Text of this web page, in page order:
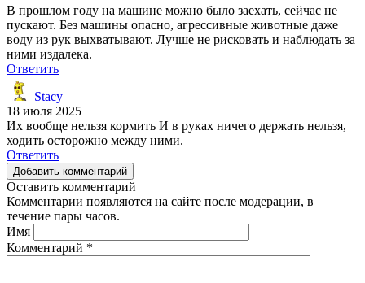
В прошлом году на машине можно было заехать, сейчас не
пускают. Без машины опасно, агрессивные животные даже
воду из рук выхватывают. Лучше не рисковать и наблюдать за
ними издалека.
Ответить
Stacy
18 июля 2025
Их вообще нельзя кормить И в руках ничего держать нельзя,
ходить осторожно между ними.
Ответить
Добавить комментарий
Оставить комментарий
Комментарии появляются на сайте после модерации, в
течение пары часов.
Имя
Комментарий *